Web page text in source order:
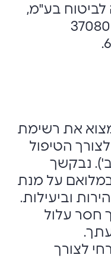
בע"מ,
רח' ראול ולנברג 36, ת.ד 37080
את רשימת
הטיפול
5 נספח ב'). נבקשך
על מנת
וביעילות.
חסר עלול
לצורך